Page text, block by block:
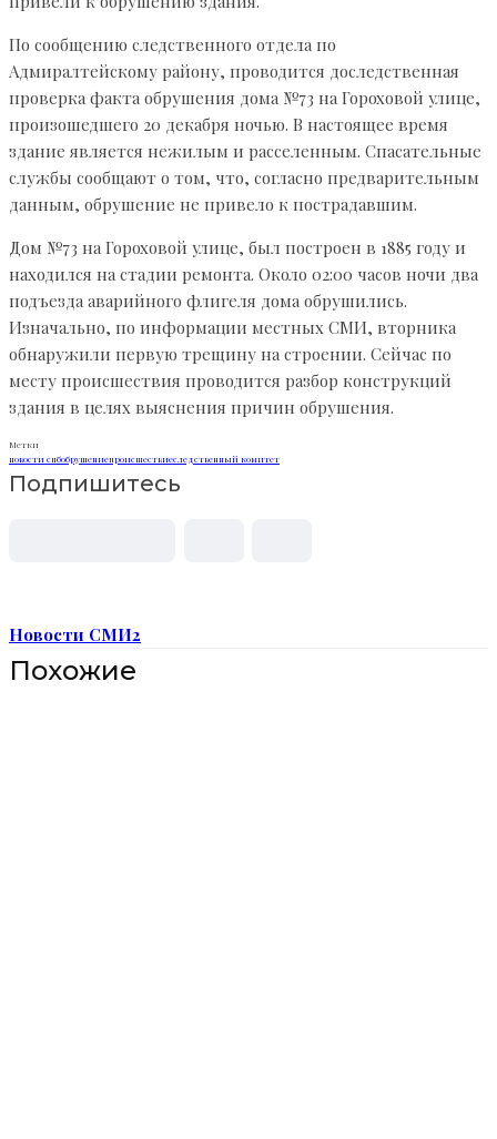
По сообщению следственного отдела по
Адмиралтейскому району, проводится доследственная
проверка факта обрушения дома №73 на Гороховой улице,
произошедшего 20 декабря ночью. В настоящее время
здание является нежилым и расселенным. Спасательные
службы сообщают о том, что, согласно предварительным
данным, обрушение не привело к пострадавшим.
Дом №73 на Гороховой улице, был построен в 1885 году и
находился на стадии ремонта. Около 02:00 часов ночи два
подъезда аварийного флигеля дома обрушились.
Изначально, по информации местных СМИ, вторника
обнаружили первую трещину на строении. Сейчас по
месту происшествия проводится разбор конструкций
здания в целях выяснения причин обрушения.
Метки
новости спбобрушениепроисшествиеследственный комитет
Подпишитесь
Новости СМИ2
Похожие